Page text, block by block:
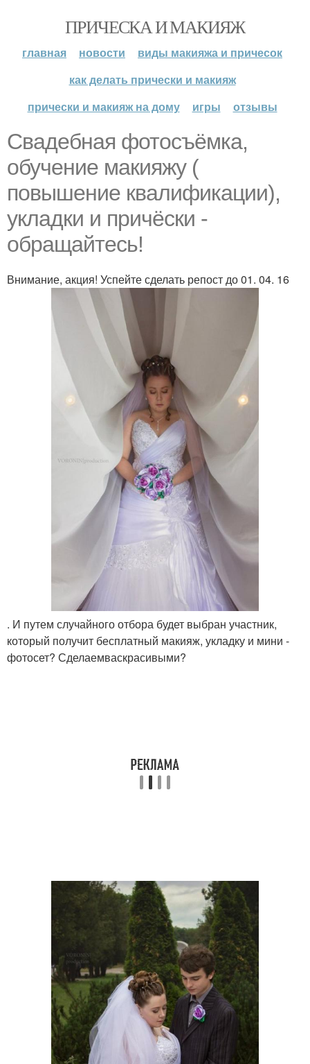
ПРИЧЕСКА И МАКИЯЖ
главная новости
виды макияжа и причесок
как делать прически и макияж
прически и макияж на дому
игры отзывы
Свадебная фотосъёмка,
обучение макияжу (
повышение квалификации),
укладки и причёски -
обращайтесь!
Внимание, акция! Успейте сделать репост до 01. 04. 16
. И путем случайного отбора будет выбран участник,
который получит бесплатный макияж, укладку и мини -
фотосет? Сделаемваскрасивыми?